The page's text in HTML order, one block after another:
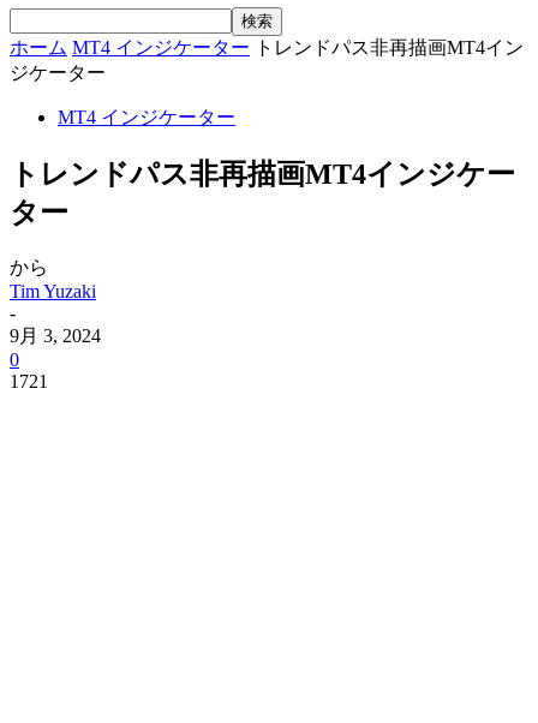
ホーム MT4 インジケーター
トレンドパス非再描画MT4イン
ジケーター
MT4 インジケーター
トレンドパス非再描画MT4インジケー
ター
から
Tim Yuzaki
-
9月 3, 2024
0
1721